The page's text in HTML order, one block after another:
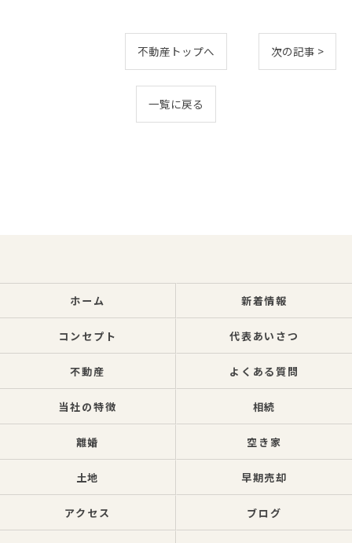
不動産トップへ 次の記事 >
一覧に戻る
ホーム 新着情報
コンセプト 代表あいさつ
不動産 よくある質問
当社の特徴 相続
離婚 空き家
土地 早期売却
アクセス ブログ